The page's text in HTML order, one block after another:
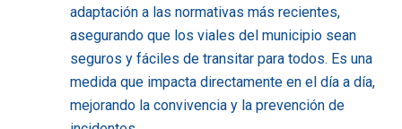
adaptación a las normativas más recientes,
asegurando que los viales del municipio sean
seguros y fáciles de transitar para todos. Es una
medida que impacta directamente en el día a día,
mejorando la convivencia y la prevención de